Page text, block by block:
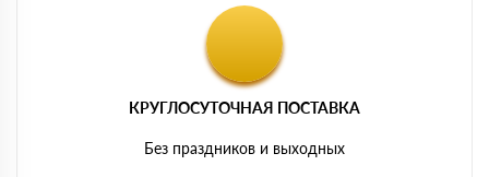
КРУГЛОСУТОЧНАЯ ПОСТАВКА
Без праздников и выходных